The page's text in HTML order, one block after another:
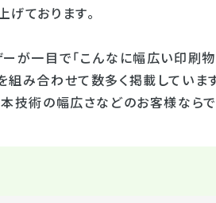
ております。
が一目で「こんなに幅広い印刷
み合わせて数多く掲載していま
本技術の幅広さなどのお客様なら